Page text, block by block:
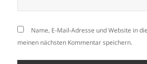
Name, E-Mail-Adresse und Website in
meinen nächsten Kommentar speichern.